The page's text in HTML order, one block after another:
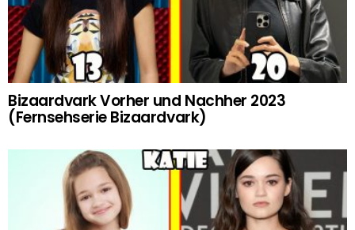
Bizaardvark Vorher und Nachher 2023
(Fernsehserie Bizaardvark)